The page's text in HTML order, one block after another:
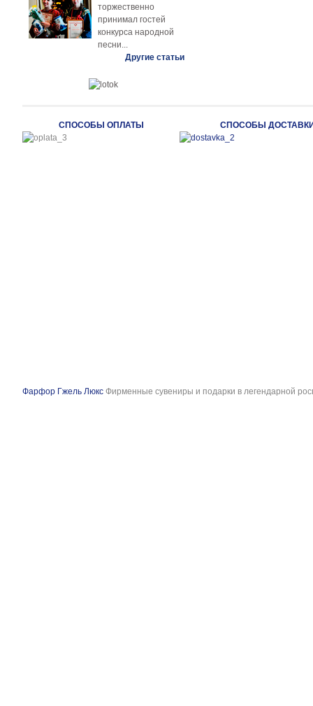
торжественно
принимал гостей
конкурса народной
песни...
Другие статьи
СПОСОБЫ ОПЛАТЫ СПОСОБЫ
Фарфор Гжель Люкс Фирменные сувениры и подарки в легендарной